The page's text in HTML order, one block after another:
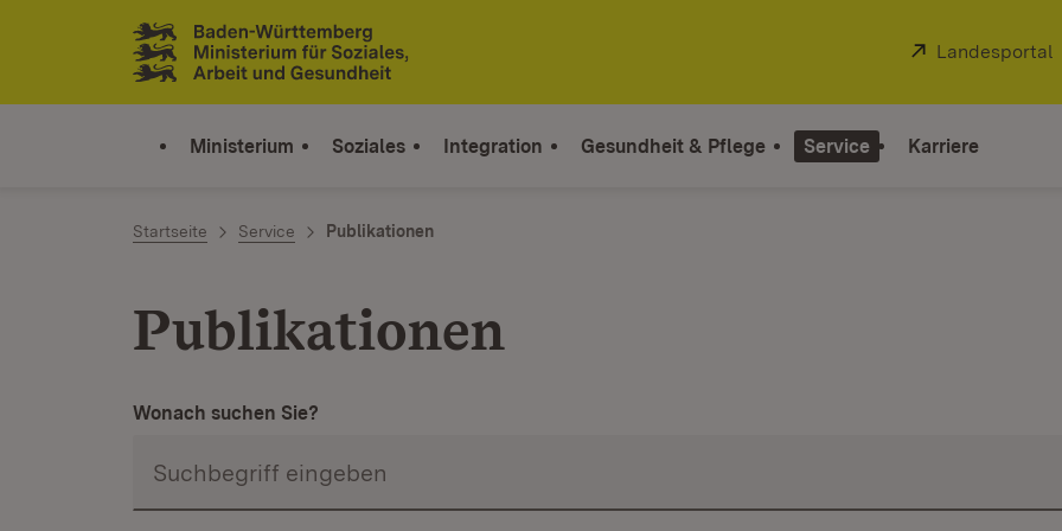
Zum Inhalt springen
Link zur Startseite
Extern:
Landesportal
Ministerium Soziales Integration Gesundheit & Pflege Service Karriere
Startseite Service Publikationen
Publikationen
Wonach suchen Sie?